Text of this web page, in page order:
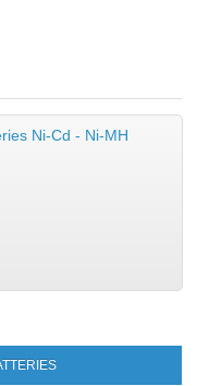
Ni-Cd - Ni-MH